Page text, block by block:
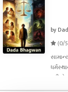
by
(0/